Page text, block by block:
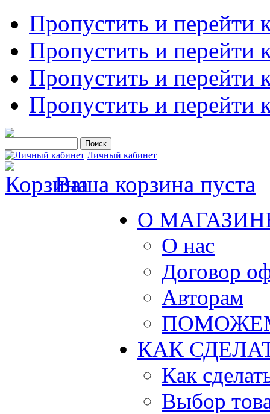
Пропустить и перейти
Пропустить и перейти
Пропустить и перейти
Пропустить и перейти
Личный кабинет
Ваша корзина пуста
О
О нас
Договор
Авторам
КАК
Как
Выбор